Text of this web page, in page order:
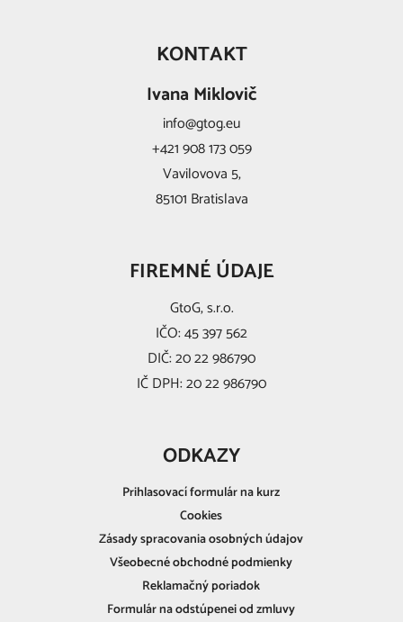
KONTAKT
Ivana Miklovič
info@gtog.eu
+421 908 173 059
Vavilovova 5,
85101 Bratislava
FIREMNÉ ÚDAJE
GtoG, s.r.o.
IČO: 45 397 562
DIČ: 20 22 986790
IČ DPH: 20 22 986790
ODKAZY
Prihlasovací formulár na kurz
Cookies
Zásady spracovania osobných údajov
Všeobecné obchodné podmienky
Reklamačný poriadok
Formulár na odstúpenei od zmluvy